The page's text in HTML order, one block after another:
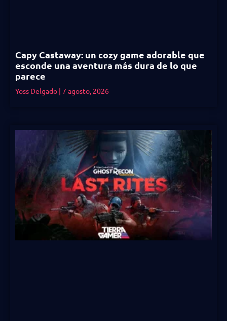
Capy Castaway: un cozy game adorable que
esconde una aventura más dura de lo que
parece
Yoss Delgado 7 agosto, 2026